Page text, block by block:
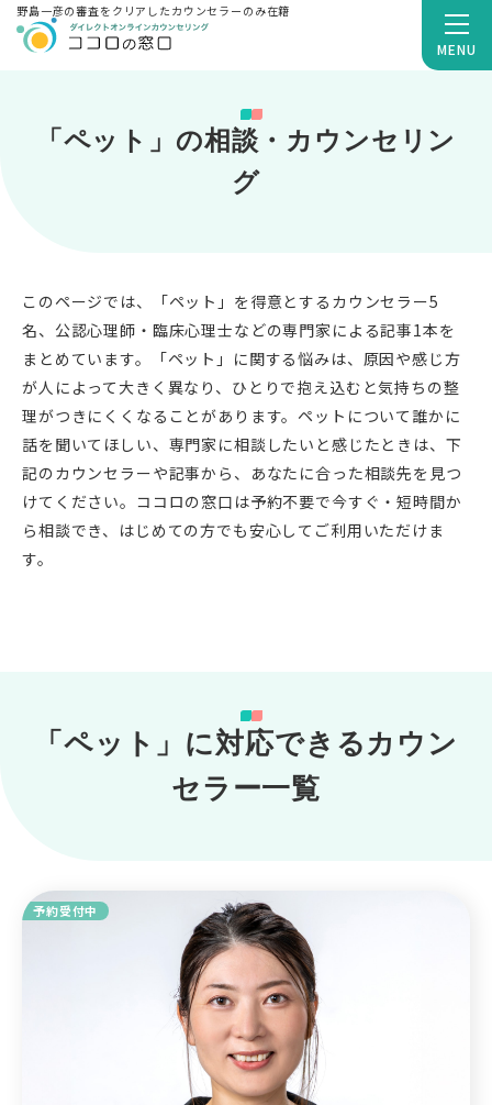
MENU
野島一彦の審査をクリアしたカウンセラーのみ在籍
「ペット」の相談・カウンセリン
グ
このページでは、「ペット」を得意とするカウンセラー5
名、公認心理師・臨床心理士などの専門家による記事1本を
まとめています。「ペット」に関する悩みは、原因や感じ方
が人によって大きく異なり、ひとりで抱え込むと気持ちの整
理がつきにくくなることがあります。ペットについて誰かに
話を聞いてほしい、専門家に相談したいと感じたときは、下
記のカウンセラーや記事から、あなたに合った相談先を見つ
けてください。ココロの窓口は予約不要で今すぐ・短時間か
ら相談でき、はじめての方でも安心してご利用いただけま
す。
「ペット」に対応できるカウン
セラー一覧
予約受付中